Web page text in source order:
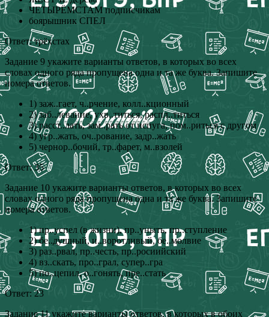
ЧЕТЫРЁМСТАМ подписчикам
боярышник СПЕЛ
Ответ: трёхстах
Задание 9 укажите варианты ответов, в которых во всех
словах одного ряда пропущена одна и та же буква. Запишите
номера ответов.
1) заж..гает, ч..рчение, колл..кционный
2) заб..левание, ухв..титься, распл..титься
3) расст..лать, зам..рать от испуга, пом..риться с другом
4) угр..жать, оч..рование, задр..жать
5) чернор..бочий, тр..фарет, м..взолей
Ответ: 35
Задание 10 укажите варианты ответов, в которых во всех
словах одного ряда пропущена одна и та же буква. Запишите
номера ответов.
1) пр..успел (в жизни), пр..уныть, пр..ступление
2) бе..душный, и..воротливый, бе..молвие
3) раз..рвал, пр..честь, пр..росиийский
4) вз..скать, про..грал, супер..гра
5) по..цепил, о..гонять, пре..стать
Ответ: 23
Задание 11 укажите варианты ответов, в которых в обоих